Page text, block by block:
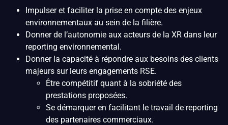
Impulser et faciliter la prise en compte des enjeux
environnementaux au sein de la filière.
Donner de l’autonomie aux acteurs de la XR dans leur
reporting environnemental.
Donner la capacité à répondre aux besoins des clients
majeurs sur leurs engagements RSE.
Être compétitif quant à la sobriété des
prestations proposées.
Se démarquer en facilitant le travail de reporting
des partenaires commerciaux.